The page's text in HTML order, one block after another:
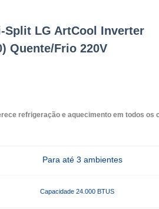
Split LG ArtCool Inverter
Quente/Frio 220V
refrigeração e aquecimento em todos os
Para até 3 ambientes
Capacidade 24.000 BTUS